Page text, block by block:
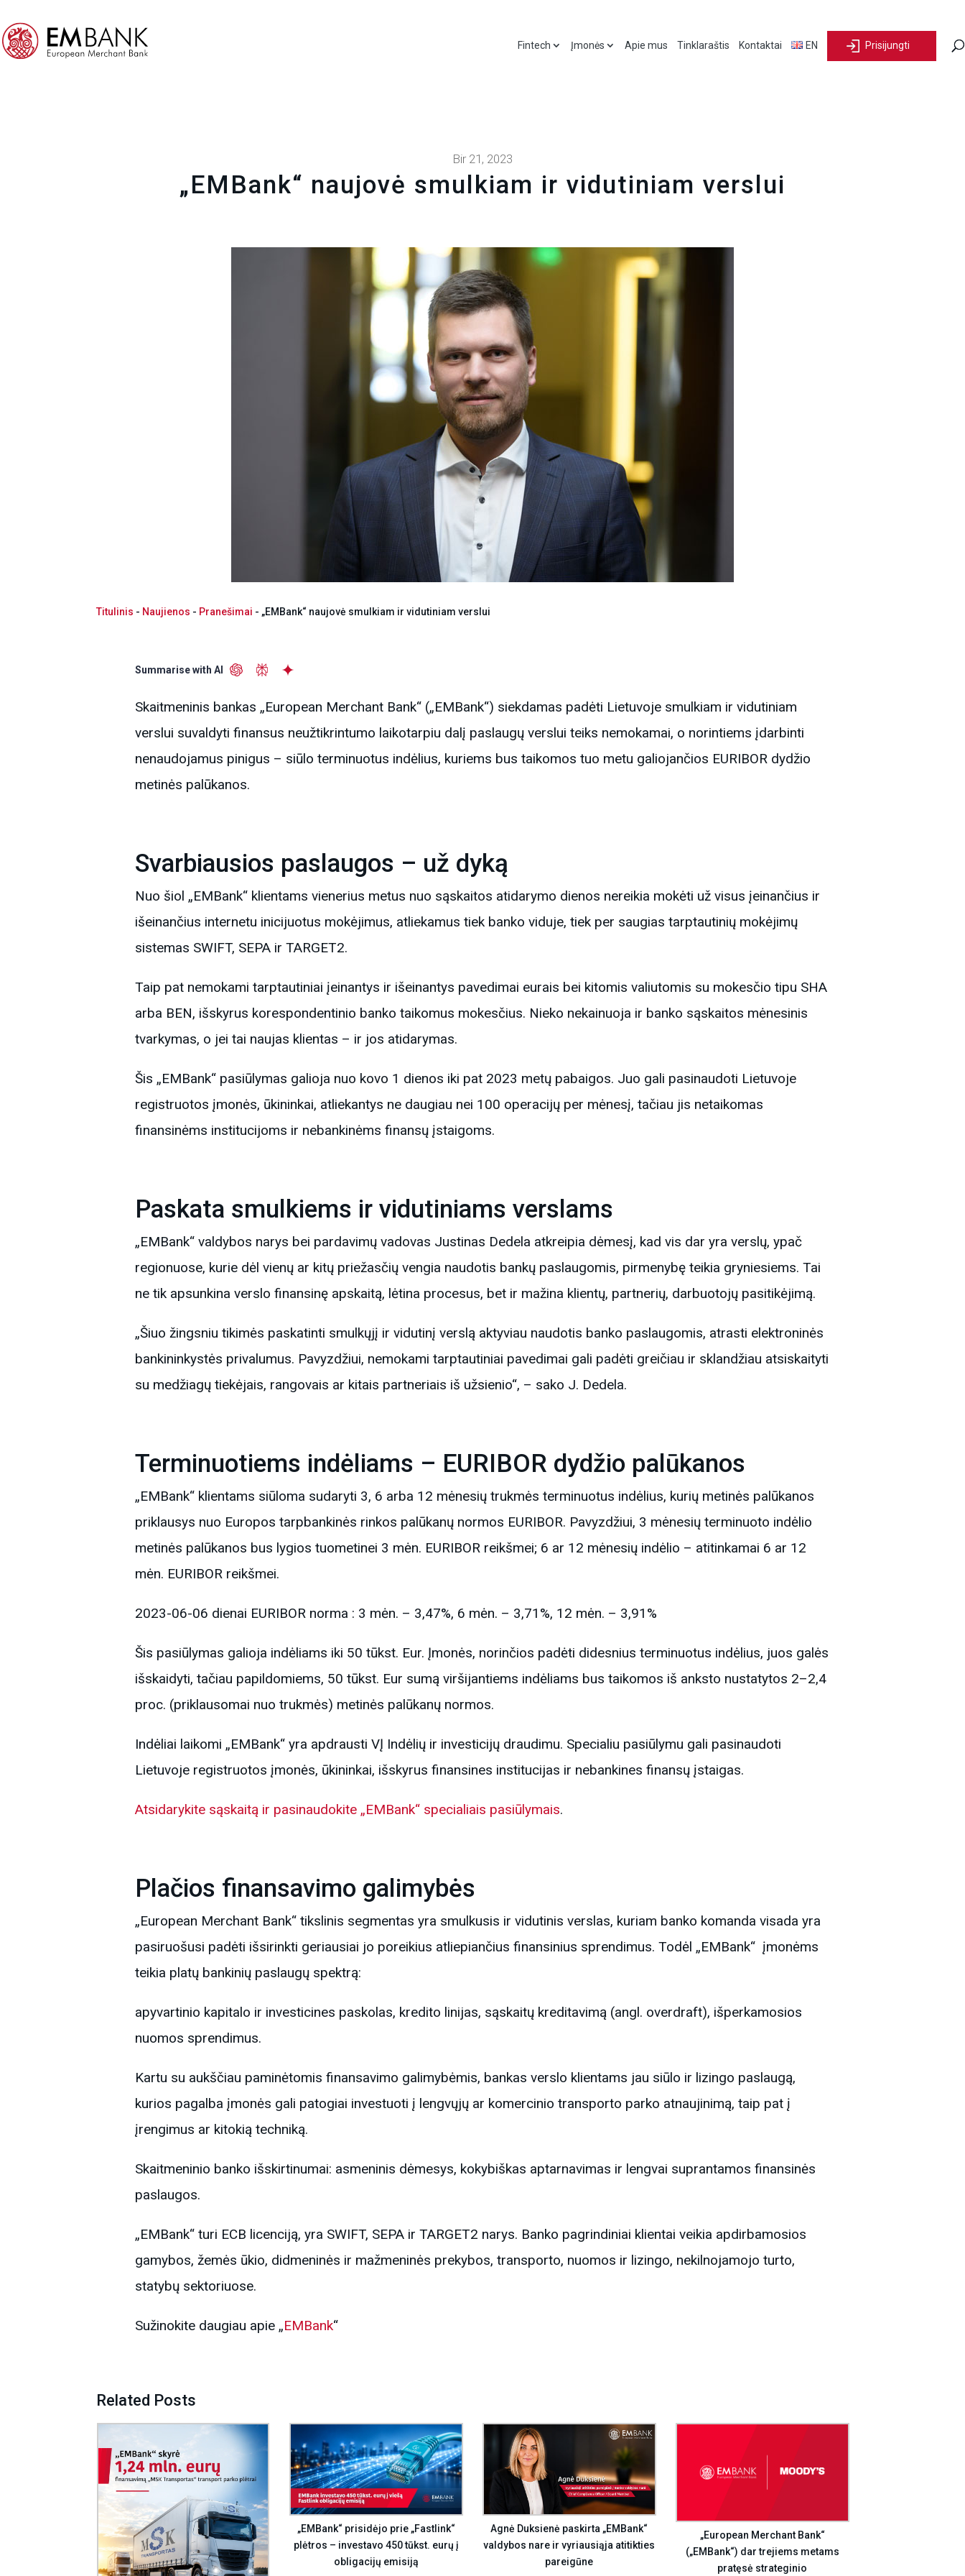
Fintech Įmonės Apie mus Tinklaraštis Kontaktai EN Prisijungti
Bir 21, 2023
„EMBank“ naujovė smulkiam ir vidutiniam verslui
Titulinis - Naujienos - Pranešimai - „EMBank“ naujovė smulkiam ir vidutiniam verslui
Summarise with AI
Skaitmeninis bankas „European Merchant Bank“ („EMBank“) siekdamas padėti Lietuvoje smulkiam ir vidutiniam
verslui suvaldyti finansus neužtikrintumo laikotarpiu dalį paslaugų verslui teiks nemokamai, o norintiems įdarbinti
nenaudojamus pinigus – siūlo terminuotus indėlius, kuriems bus taikomos tuo metu galiojančios EURIBOR dydžio
metinės palūkanos.
Svarbiausios paslaugos – už dyką
Nuo šiol „EMBank“ klientams vienerius metus nuo sąskaitos atidarymo dienos nereikia mokėti už visus įeinančius ir
išeinančius internetu inicijuotus mokėjimus, atliekamus tiek banko viduje, tiek per saugias tarptautinių mokėjimų
sistemas SWIFT, SEPA ir TARGET2.
Taip pat nemokami tarptautiniai įeinantys ir išeinantys pavedimai eurais bei kitomis valiutomis su mokesčio tipu SHA
arba BEN, išskyrus korespondentinio banko taikomus mokesčius. Nieko nekainuoja ir banko sąskaitos mėnesinis
tvarkymas, o jei tai naujas klientas – ir jos atidarymas.
Šis „EMBank“ pasiūlymas galioja nuo kovo 1 dienos iki pat 2023 metų pabaigos. Juo gali pasinaudoti Lietuvoje
registruotos įmonės, ūkininkai, atliekantys ne daugiau nei 100 operacijų per mėnesį, tačiau jis netaikomas
finansinėms institucijoms ir nebankinėms finansų įstaigoms.
Paskata smulkiems ir vidutiniams verslams
„EMBank“ valdybos narys bei pardavimų vadovas Justinas Dedela atkreipia dėmesį, kad vis dar yra verslų, ypač
regionuose, kurie dėl vienų ar kitų priežasčių vengia naudotis bankų paslaugomis, pirmenybę teikia gryniesiems. Tai
ne tik apsunkina verslo finansinę apskaitą, lėtina procesus, bet ir mažina klientų, partnerių, darbuotojų pasitikėjimą.
„Šiuo žingsniu tikimės paskatinti smulkųjį ir vidutinį verslą aktyviau naudotis banko paslaugomis, atrasti elektroninės
bankininkystės privalumus. Pavyzdžiui, nemokami tarptautiniai pavedimai gali padėti greičiau ir sklandžiau atsiskaityti
su medžiagų tiekėjais, rangovais ar kitais partneriais iš užsienio“, – sako J. Dedela.
Terminuotiems indėliams – EURIBOR dydžio palūkanos
„EMBank“ klientams siūloma sudaryti 3, 6 arba 12 mėnesių trukmės terminuotus indėlius, kurių metinės palūkanos
priklausys nuo Europos tarpbankinės rinkos palūkanų normos EURIBOR. Pavyzdžiui, 3 mėnesių terminuoto indėlio
metinės palūkanos bus lygios tuometinei 3 mėn. EURIBOR reikšmei; 6 ar 12 mėnesių indėlio – atitinkamai 6 ar 12
mėn. EURIBOR reikšmei.
2023-06-06 dienai EURIBOR norma : 3 mėn. – 3,47%, 6 mėn. – 3,71%, 12 mėn. – 3,91%
Šis pasiūlymas galioja indėliams iki 50 tūkst. Eur. Įmonės, norinčios padėti didesnius terminuotus indėlius, juos galės
išskaidyti, tačiau papildomiems, 50 tūkst. Eur sumą viršijantiems indėliams bus taikomos iš anksto nustatytos 2–2,4
proc. (priklausomai nuo trukmės) metinės palūkanų normos.
Indėliai laikomi „EMBank“ yra apdrausti VĮ Indėlių ir investicijų draudimu. Specialiu pasiūlymu gali pasinaudoti
Lietuvoje registruotos įmonės, ūkininkai, išskyrus finansines institucijas ir nebankines finansų įstaigas.
Atsidarykite sąskaitą ir pasinaudokite „EMBank“ specialiais pasiūlymais.
Plačios finansavimo galimybės
„European Merchant Bank“ tikslinis segmentas yra smulkusis ir vidutinis verslas, kuriam banko komanda visada yra
pasiruošusi padėti išsirinkti geriausiai jo poreikius atliepiančius finansinius sprendimus. Todėl „EMBank“ įmonėms
teikia platų bankinių paslaugų spektrą:
apyvartinio kapitalo ir investicines paskolas, kredito linijas, sąskaitų kreditavimą (angl. overdraft), išperkamosios
nuomos sprendimus.
Kartu su aukščiau paminėtomis finansavimo galimybėmis, bankas verslo klientams jau siūlo ir lizingo paslaugą,
kurios pagalba įmonės gali patogiai investuoti į lengvųjų ar komercinio transporto parko atnaujinimą, taip pat į
įrengimus ar kitokią techniką.
Skaitmeninio banko išskirtinumai: asmeninis dėmesys, kokybiškas aptarnavimas ir lengvai suprantamos finansinės
paslaugos.
„EMBank“ turi ECB licenciją, yra SWIFT, SEPA ir TARGET2 narys. Banko pagrindiniai klientai veikia apdirbamosios
gamybos, žemės ūkio, didmeninės ir mažmeninės prekybos, transporto, nuomos ir lizingo, nekilnojamojo turto,
statybų sektoriuose.
Sužinokite daugiau apie „EMBank“
Related Posts
„EMBank“ prisidėjo prie „Fastlink“
plėtros – investavo 450 tūkst. eurų į
obligacijų emisiją
Agnė Duksienė paskirta „EMBank“
valdybos nare ir vyriausiąja atitikties
pareigūne
„European Merchant Bank“
(„EMBank“) dar trejiems metams
pratęsė strateginio